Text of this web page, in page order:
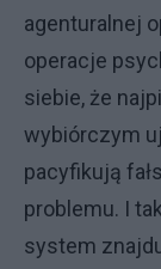
agenturalnej
operacje
siebie, że
wybiórczym
pacyfikują
problemu. I
system